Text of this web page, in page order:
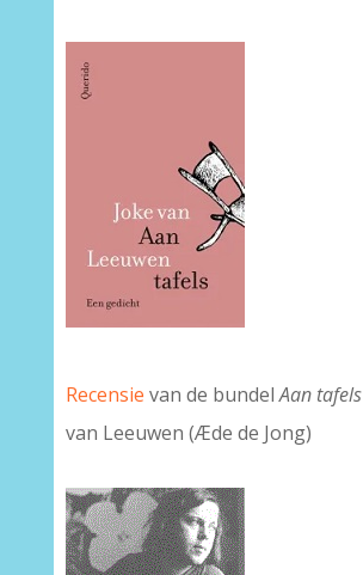
Recensie van de bundelAan tafels
van Leeuwen (Æde de Jong)